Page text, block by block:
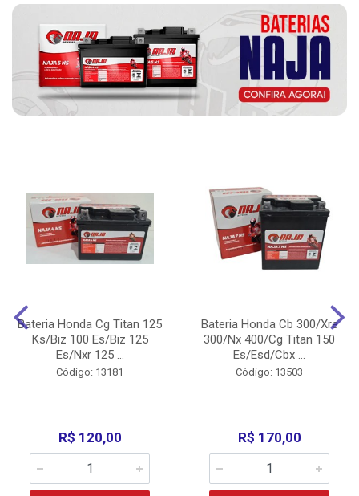
Bateria Honda Cg Titan 125
Ks/Biz 100 Es/Biz 125
Es/Nxr 125 ...
Código: 13181
R$ 120,00
Bateria Honda Cb 300/Xre
300/Nx 400/Cg Titan 150
Es/Esd/Cbx ...
Código: 13503
R$ 170,00